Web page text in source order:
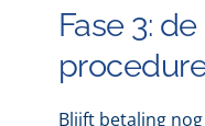
Fase 3:
Blijft betaling